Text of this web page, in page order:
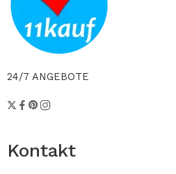
24/7 ANGEBOTE
Kontakt